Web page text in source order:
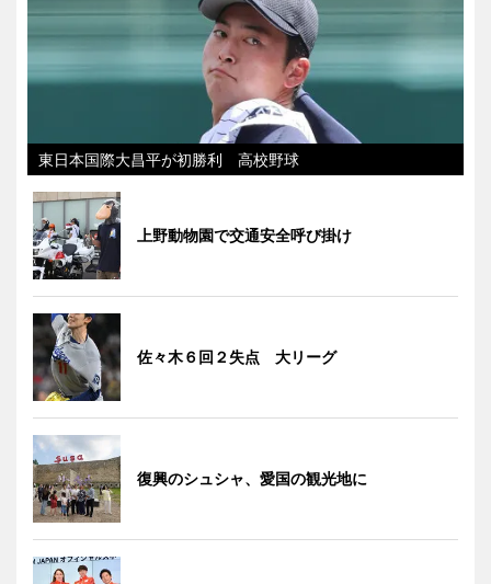
東日本国際大昌平が初勝利 高校野球
上野動物園で交通安全呼び掛け
佐々木６回２失点 大リーグ
復興のシュシャ、愛国の観光地に